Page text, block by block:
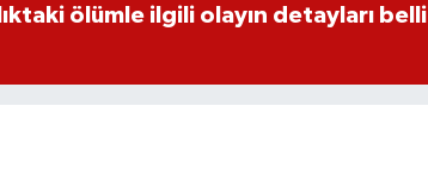
ölümle ilgili olayın detayları belli